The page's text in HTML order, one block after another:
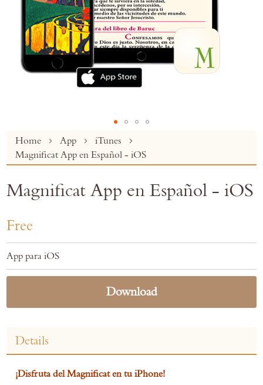
Home App
iTunes
Magnificat App en Español - iOS
Skip
the
of
gallery
Magnificat App en Español - iOS
Free
App para iOS
Download
Details
¡Disfruta del Magnificat en tu iPhone!